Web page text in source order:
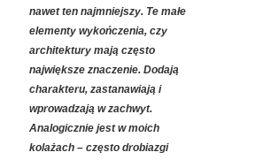
nawet ten najmniejszy. Te małe
elementy wykończenia, czy
architektury mają często
największe znaczenie. Dodają
charakteru, zastanawiają i
wprowadzają w zachwyt.
Analogicznie jest w moich
kolażach – często drobiazgi